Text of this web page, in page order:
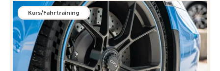
Kurs/Fahrtraining